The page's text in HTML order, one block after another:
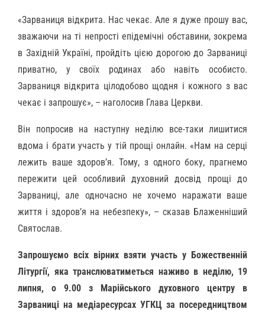
«Зарваниця відкрита. Нас чекає. Але я дуже прошу вас,
зважаючи на ті непрості епідемічні обставини, зокрема
в Західній Україні, пройдіть цією дорогою до Зарваниці
приватно, у своїх родинах або навіть особисто.
Зарваниця відкрита цілодобово щодня і кожного з вас
чекає і запрошує», – наголосив Глава Церкви.
Він попросив на наступну неділю все-таки лишитися
вдома і брати участь у тій прощі онлайн. «Нам на серці
лежить ваше здоров’я. Тому, з одного боку, прагнемо
пережити цей особливий духовний досвід прощі до
Зарваниці, але одночасно не хочемо наражати ваше
життя і здоров’я на небезпеку», – сказав Блаженніший
Святослав.
Запрошуємо всіх вірних взяти участь у Божественній
Літургії, яка транслюватиметься наживо в неділю, 19
липня, о 9.00 з Марійського духовного центру в
Зарваниці на медіаресурсах УГКЦ за посередництвом